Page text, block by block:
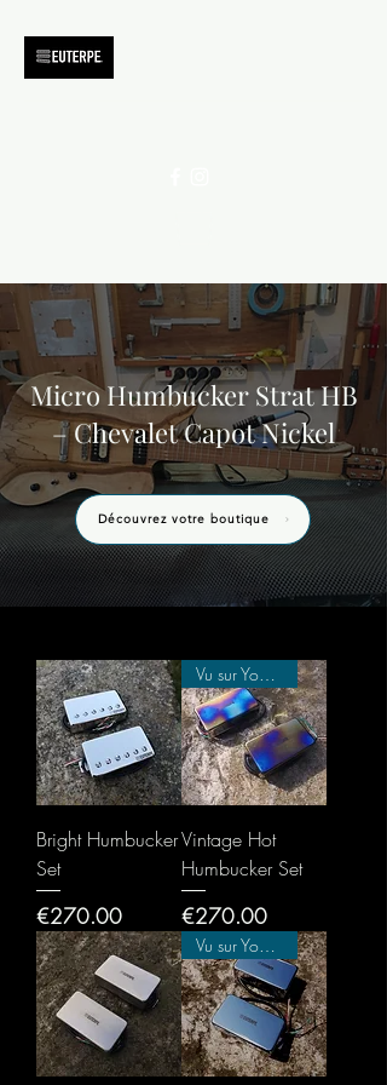
Micro Humbucker Strat HB
– Chevalet Capot Nickel
Découvrez votre boutique
Bright Humbucker
Set
Price
€270.00
Vu sur Youtube
Vintage Hot
Humbucker Set
Price
€270.00